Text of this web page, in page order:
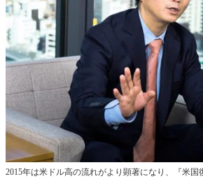
2015年は米ドル高の流れがより顕著になり、『米国